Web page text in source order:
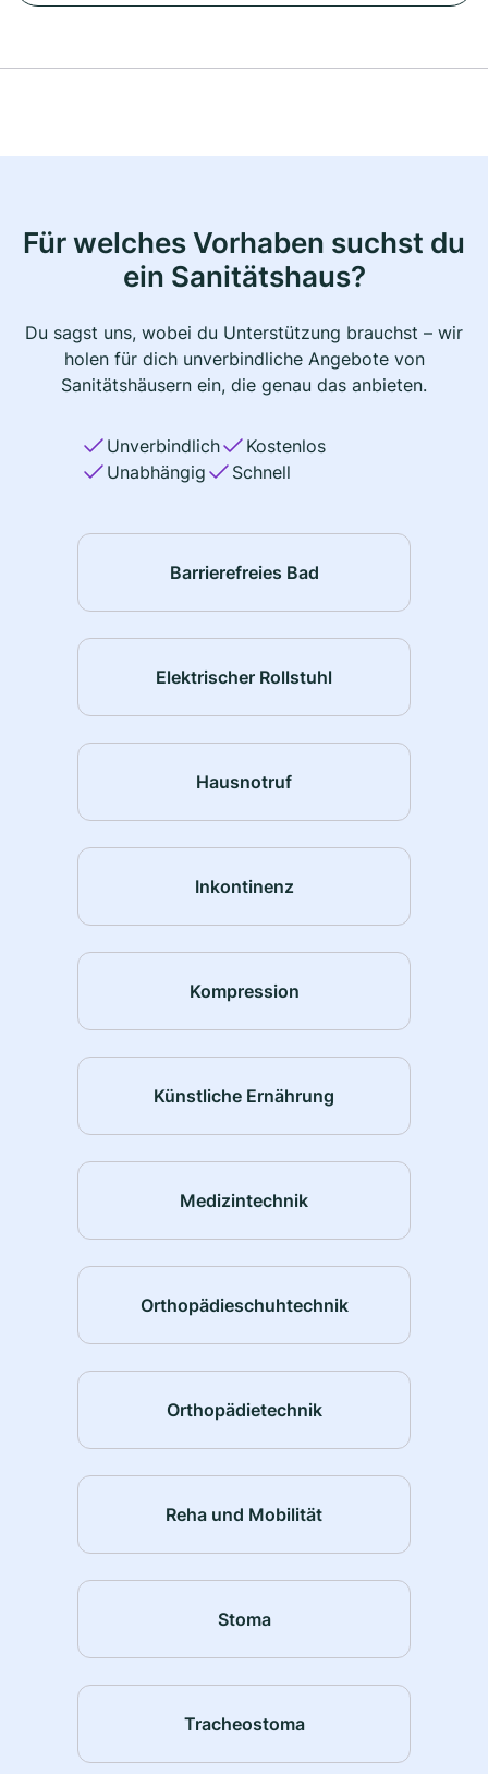
Für welches Vorhaben suchst du
ein Sanitätshaus?
Du sagst uns, wobei du Unterstützung brauchst – wir
holen für dich unverbindliche Angebote von
Sanitätshäusern ein, die genau das anbieten.
Unverbindlich
Kostenlos
Unabhängig
Schnell
Barrierefreies Bad
Elektrischer Rollstuhl
Hausnotruf
Inkontinenz
Kompression
Künstliche Ernährung
Medizintechnik
Orthopädieschuhtechnik
Orthopädietechnik
Reha und Mobilität
Stoma
Tracheostoma